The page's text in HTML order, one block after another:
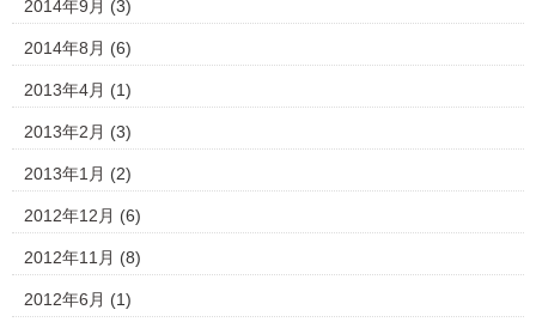
2014年9月 (3)
2014年8月 (6)
2013年4月 (1)
2013年2月 (3)
2013年1月 (2)
2012年12月 (6)
2012年11月 (8)
2012年6月 (1)